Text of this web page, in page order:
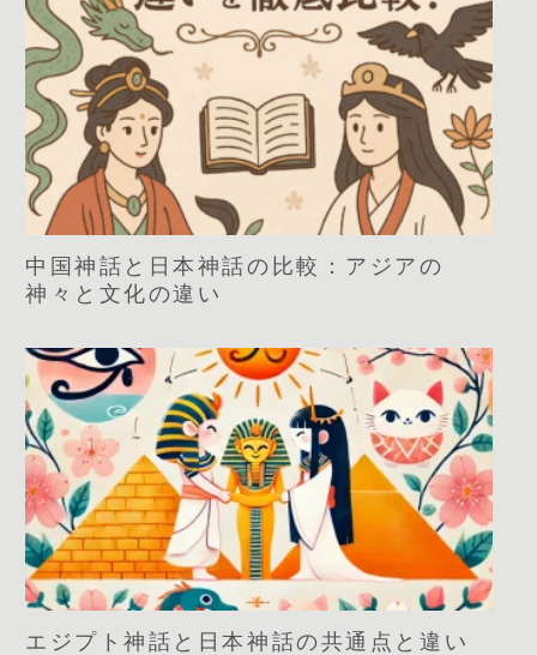
中国神話と日本神話の比較：アジアの
神々と文化の違い
エジプト神話と日本神話の共通点と違い